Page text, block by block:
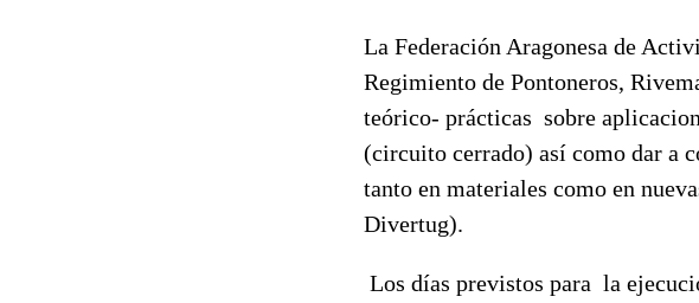
La Federación Aragonesa de
Regimiento de Pontoneros,
teórico- prácticas sobre
(circuito cerrado) así como dar a
tanto en materiales como en
Divertug).
Los días previstos para la